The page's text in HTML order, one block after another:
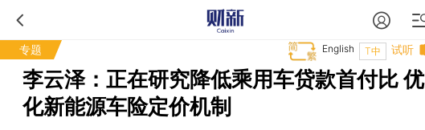
专题 试听
T中
English
李云泽：正在研究降低乘用车贷款首付比 优
化新能源车险定价机制